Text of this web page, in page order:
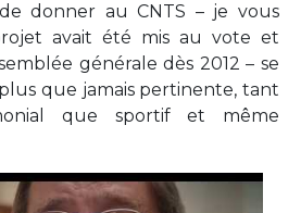
donner au CNTS – je vous
avait été mis au vote et
générale dès 2012 – se
que jamais pertinente, tant
que sportif et même